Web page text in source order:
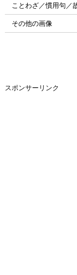
ことわざ／慣用句／
その他の画像
スポンサーリンク